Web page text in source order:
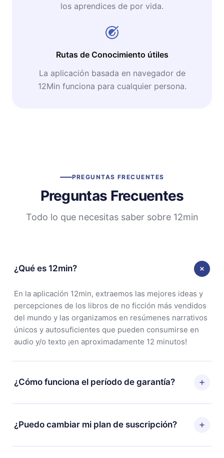
los aprendices de por vida.
Rutas de Conocimiento útiles
La aplicación basada en navegador de
12Min funciona para cualquier persona.
PREGUNTAS FRECUENTES
Preguntas Frecuentes
Todo lo que necesitas saber sobre 12min
¿Qué es 12min?
En la aplicación 12min, extraemos las mejores ideas y
percepciones de los libros de no ficción más vendidos
del mundo y las organizamos en resúmenes narrativos
únicos y autosuficientes que pueden consumirse en
audio y/o texto ¡en aproximadamente 12 minutos!
¿Cómo funciona el período de garantía?
Puedes descargar nuestra aplicación y comenzar a
disfrutar de nuestra biblioteca. Si por alguna razón no
estás satisfecho con nuestra plataforma, simplemente
¿Puedo cambiar mi plan de suscripción?
Sí, pero el cambio solo se aplicará a partir del próximo